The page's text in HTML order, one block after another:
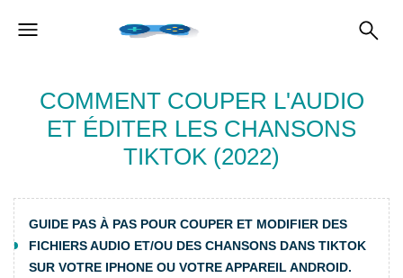
COMMENT COUPER L'AUDIO
ET ÉDITER LES CHANSONS
TIKTOK (2022)
GUIDE PAS À PAS POUR COUPER ET MODIFIER DES
FICHIERS AUDIO ET/OU DES CHANSONS DANS TIKTOK
SUR VOTRE IPHONE OU VOTRE APPAREIL ANDROID.